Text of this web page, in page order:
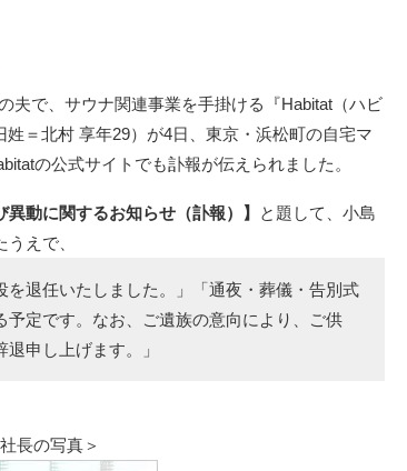
夫で、サウナ関連事業を手掛ける『Habitat（ハビ
＝北村 享年29）が4日、東京・浜松町の自宅マ
の公式サイトでも訃報が伝えられました。
異動に関するお知らせ（訃報）】
と題して、小島
えで、
を退任いたしました。」「通夜・葬儀・告別式
定です。なお、ご遺族の意向により、ご供
申し上げます。」
長の写真＞